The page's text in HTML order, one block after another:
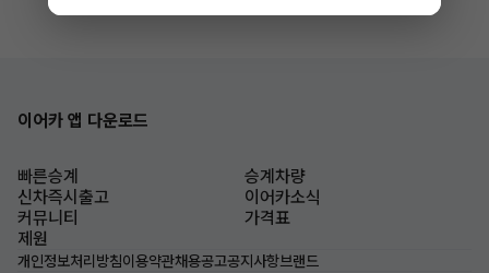
이어카 앱 다운로드
빠른승계
승계차량
신차즉시출고
이어카소식
커뮤니티
가격표
제원
개인정보처리방침이용약관채용공고공지사항브랜드